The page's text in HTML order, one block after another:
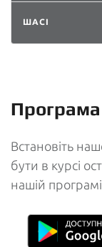
ШАСІ
Програма
Встановіть
бути в курсі
нашій програмі